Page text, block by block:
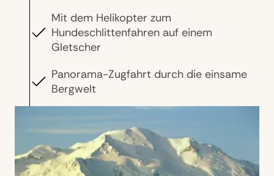
Mit dem Helikopter zum
Hundeschlittenfahren auf einem
Gletscher
Panorama-Zugfahrt durch die einsame
Bergwelt